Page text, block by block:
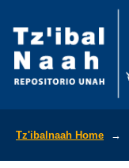
Tz'ibalnaah Home →